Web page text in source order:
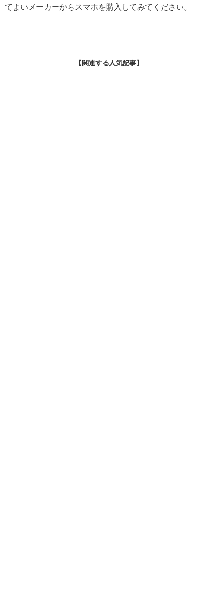
てよいメーカーからスマホを購入してみてください。
【関連する人気記事】